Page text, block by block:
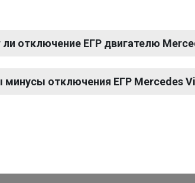
ли отключение ЕГР двигателю
минусы отключения ЕГР Mercedes